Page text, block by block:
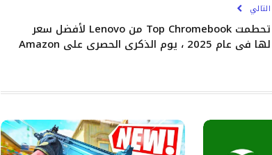
التالي
تحطمت Top Chromebook من Lenovo لأفضل سعر
لها في عام 2025 ، يوم الذكرى الحصري على Amazon